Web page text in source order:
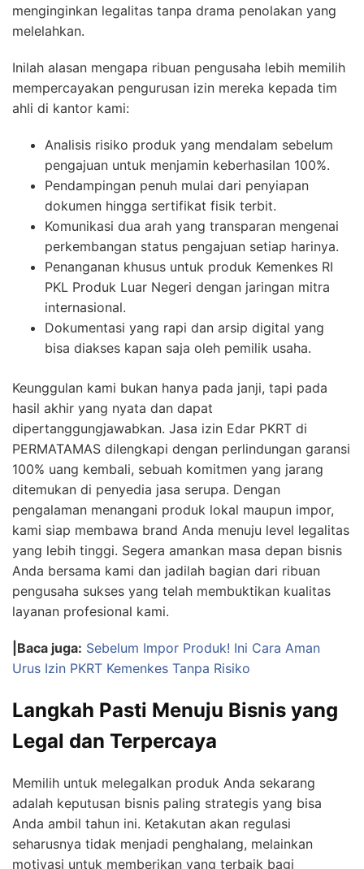
menginginkan legalitas tanpa drama penolakan yang
melelahkan.
Inilah alasan mengapa ribuan pengusaha lebih memilih
mempercayakan pengurusan izin mereka kepada tim
ahli di kantor kami:
Analisis risiko produk yang mendalam sebelum
pengajuan untuk menjamin keberhasilan 100%.
Pendampingan penuh mulai dari penyiapan
dokumen hingga sertifikat fisik terbit.
Komunikasi dua arah yang transparan mengenai
perkembangan status pengajuan setiap harinya.
Penanganan khusus untuk produk Kemenkes RI
PKL Produk Luar Negeri dengan jaringan mitra
internasional.
Dokumentasi yang rapi dan arsip digital yang
bisa diakses kapan saja oleh pemilik usaha.
Keunggulan kami bukan hanya pada janji, tapi pada
hasil akhir yang nyata dan dapat
dipertanggungjawabkan. Jasa izin Edar PKRT di
PERMATAMAS dilengkapi dengan perlindungan garansi
100% uang kembali, sebuah komitmen yang jarang
ditemukan di penyedia jasa serupa. Dengan
pengalaman menangani produk lokal maupun impor,
kami siap membawa brand Anda menuju level legalitas
yang lebih tinggi. Segera amankan masa depan bisnis
Anda bersama kami dan jadilah bagian dari ribuan
pengusaha sukses yang telah membuktikan kualitas
layanan profesional kami.
|Baca juga: Sebelum Impor Produk! Ini Cara Aman
Urus Izin PKRT Kemenkes Tanpa Risiko
Langkah Pasti Menuju Bisnis yang
Legal dan Terpercaya
Memilih untuk melegalkan produk Anda sekarang
adalah keputusan bisnis paling strategis yang bisa
Anda ambil tahun ini. Ketakutan akan regulasi
seharusnya tidak menjadi penghalang, melainkan
motivasi untuk memberikan yang terbaik bagi